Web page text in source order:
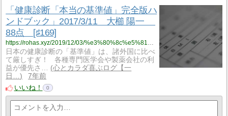
「健康診断「本当の基準値」完全版ハ
ンドブック」2017/3/11 大櫛 陽一
88点 [♯169]
日本の健康診断の「基準値」は、諸外国に比べ
て厳しすぎ！ 各種専門医学会や製薬会社の利
益が優先さ…
心とカラダ喜ぶログ【一
日…
7年前
いいね！
0